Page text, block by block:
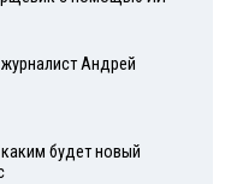
Андрей
будет новый